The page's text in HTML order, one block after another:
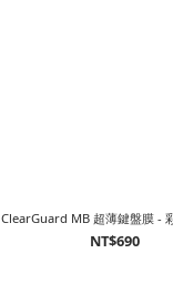
ClearGuard MB 超薄鍵盤膜 -
NT$690